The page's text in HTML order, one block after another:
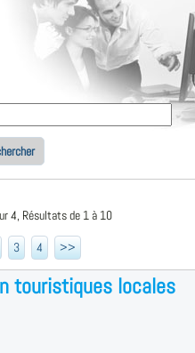
4, Résultats de 1 à 10
3 4 >>
touristiques locales